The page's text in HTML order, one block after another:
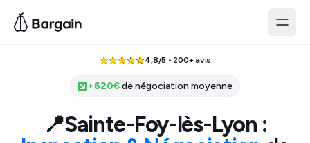
4,8/5 • 200+ avis
+620€de négociation moyenne
📍Sainte-Foy-lès-Lyon :